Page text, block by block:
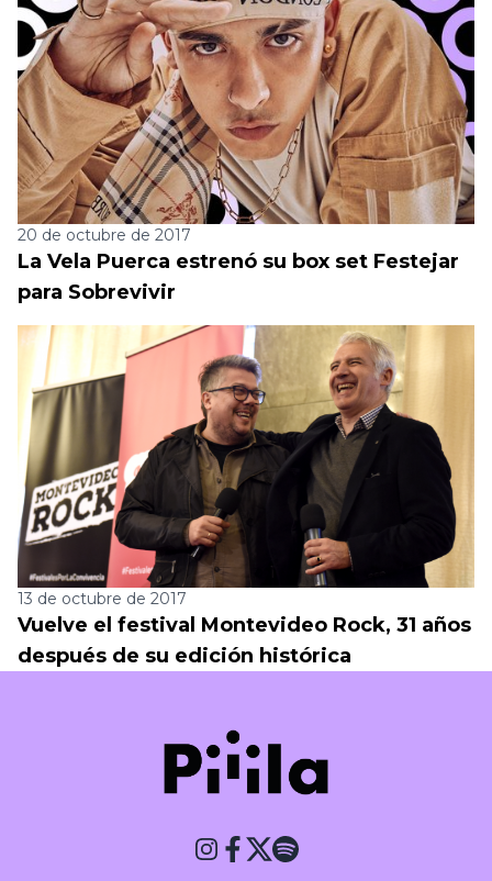
20 de octubre de 2017
La Vela Puerca estrenó su box set Festejar
para Sobrevivir
13 de octubre de 2017
Vuelve el festival Montevideo Rock, 31 años
después de su edición histórica